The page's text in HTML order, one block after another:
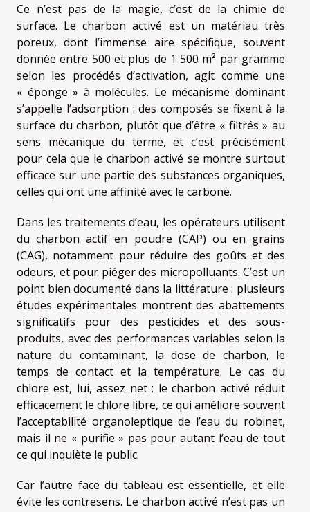
Ce n’est pas de la magie, c’est de la chimie de
surface. Le charbon activé est un matériau très
poreux, dont l’immense aire spécifique, souvent
donnée entre 500 et plus de 1 500 m² par gramme
selon les procédés d’activation, agit comme une
« éponge » à molécules. Le mécanisme dominant
s’appelle l’adsorption : des composés se fixent à la
surface du charbon, plutôt que d’être « filtrés » au
sens mécanique du terme, et c’est précisément
pour cela que le charbon activé se montre surtout
efficace sur une partie des substances organiques,
celles qui ont une affinité avec le carbone.
Dans les traitements d’eau, les opérateurs utilisent
du charbon actif en poudre (CAP) ou en grains
(CAG), notamment pour réduire des goûts et des
odeurs, et pour piéger des micropolluants. C’est un
point bien documenté dans la littérature : plusieurs
études expérimentales montrent des abattements
significatifs pour des pesticides et des sous-
produits, avec des performances variables selon la
nature du contaminant, la dose de charbon, le
temps de contact et la température. Le cas du
chlore est, lui, assez net : le charbon activé réduit
efficacement le chlore libre, ce qui améliore souvent
l’acceptabilité organoleptique de l’eau du robinet,
mais il ne « purifie » pas pour autant l’eau de tout
ce qui inquiète le public.
Car l’autre face du tableau est essentielle, et elle
évite les contresens. Le charbon activé n’est pas un